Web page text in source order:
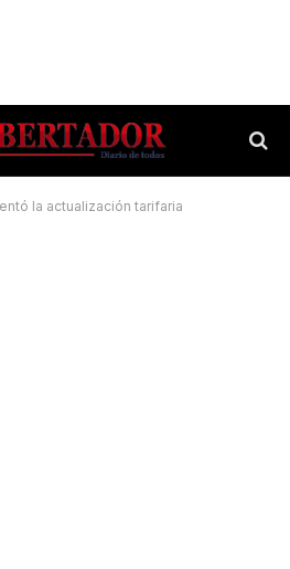
la actualización tarifaria